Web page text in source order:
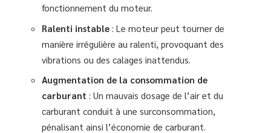
fonctionnement du moteur.
Ralenti instable : Le moteur peut tourner de
manière irrégulière au ralenti, provoquant des
vibrations ou des calages inattendus.
Augmentation de la consommation de
carburant : Un mauvais dosage de l’air et du
carburant conduit à une surconsommation,
pénalisant ainsi l’économie de carburant.